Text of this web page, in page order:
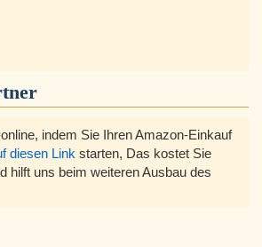
indem Sie Ihren Amazon-Einkauf
diesen Link starten, Das kostet Sie
hilft uns beim weiteren Ausbau des